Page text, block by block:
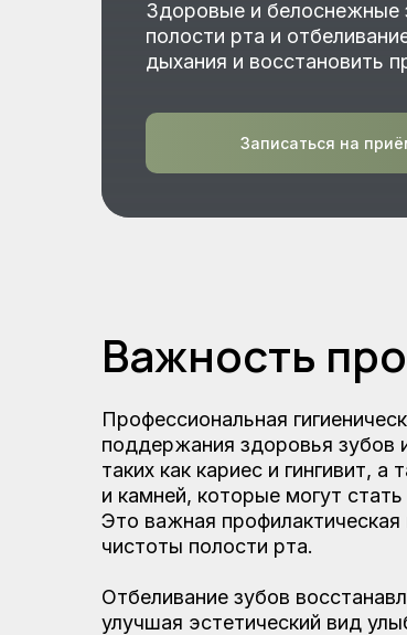
Здоровые и белоснежные
полости рта и
дыхания и восстановить
Записаться на
Профессиональная
поддержания здоровья зубов
таких как кариес и гингивит,
и камней, которые могут
Это важная
чистоты полости рта.
Отбеливание зубов
улучшая эстетический вид
Важность